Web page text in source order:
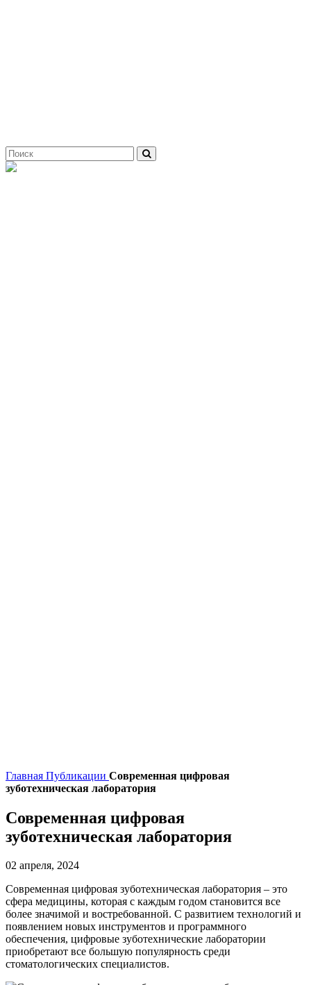
Главная Публикации Современная цифровая
зуботехническая лаборатория
Современная цифровая
зуботехническая лаборатория
02 апреля, 2024
Современная цифровая зуботехническая лаборатория – это
сфера медицины, которая с каждым годом становится все
более значимой и востребованной. С развитием технологий и
появлением новых инструментов и программного
обеспечения, цифровые зуботехнические лаборатории
приобретают все большую популярность среди
стоматологических специалистов.